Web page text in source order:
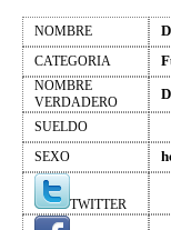
NOMBRE
CATEGORIA
NOMBRE
VERDADERO
SUELDO
SEXO
TWITTER